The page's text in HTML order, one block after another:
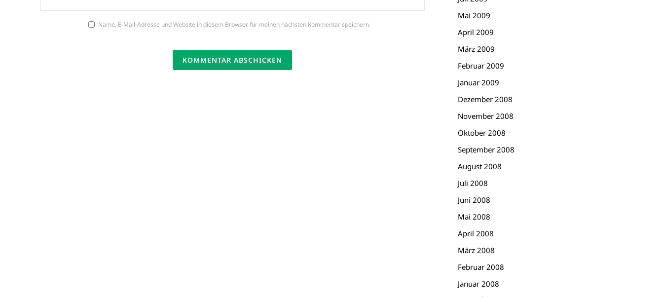
Name, E-Mail-Adresse und Website in diesem Browser für meinen nächsten Kommentar speichern.
Mai 2009
April 2009
März 2009
Februar 2009
Januar 2009
Dezember 2008
November 2008
Oktober 2008
September 2008
August 2008
Juli 2008
Juni 2008
Mai 2008
April 2008
März 2008
Februar 2008
Januar 2008